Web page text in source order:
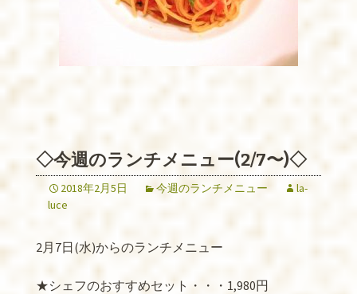
◇今週のランチメニュー(2/7〜)◇
2018年2月5日 今週のランチメニュー
la-
luce
2月7日(水)からのランチメニュー
★シェフのおすすめセット・・・1,980円